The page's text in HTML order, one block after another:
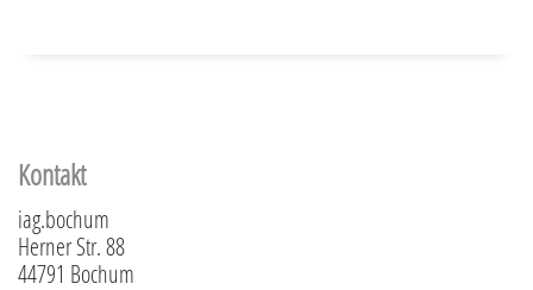
Kontakt
iag.bochum
Herner Str. 88
44791 Bochum